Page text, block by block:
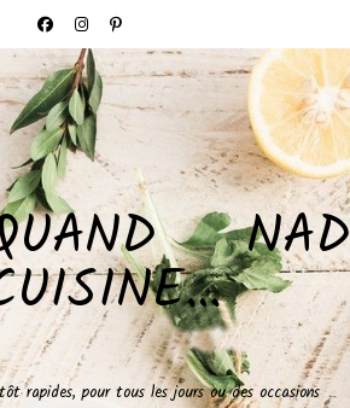
NAD
rapides, pour tous les jours ou des occasions